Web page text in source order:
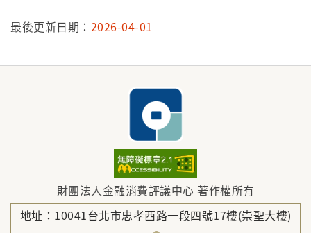
最後更新日期： 2026-04-01
財團法人金融消費評議中心 著作權所有
地址：10041台北市忠孝西路一段四號17樓(崇聖大樓)